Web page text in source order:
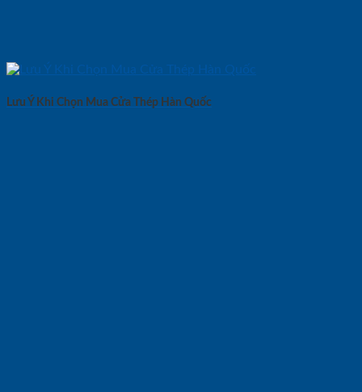
Lưu Ý Khi Chọn Mua Cửa Thép Hàn Quốc